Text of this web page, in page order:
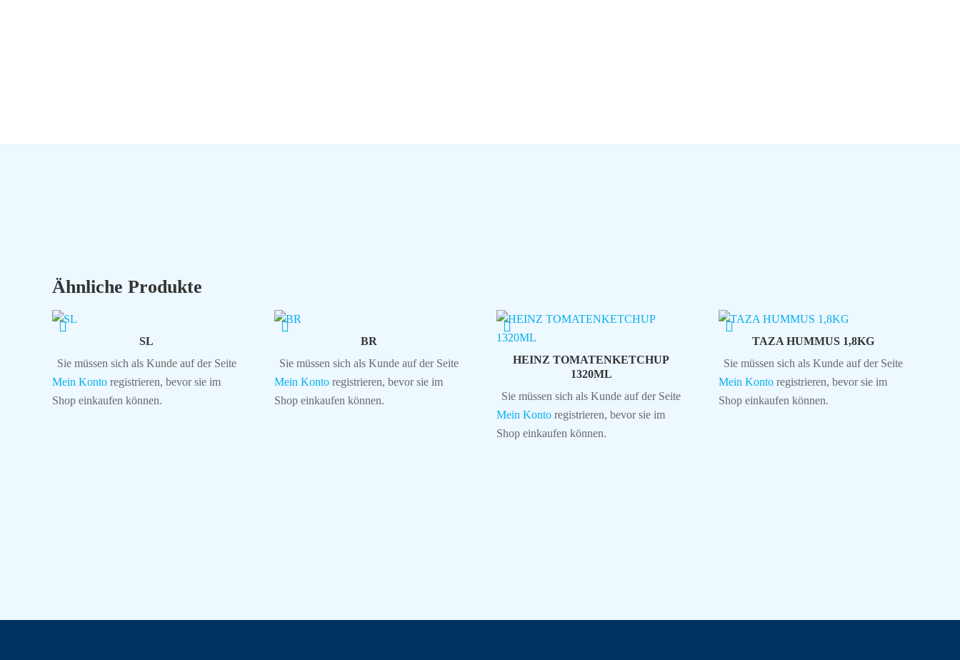
Ähnliche Produkte
SL
Sie müssen sich als Kunde auf der Seite
Mein Kontoregistrieren, bevor sie im
Shop einkaufen können.
BR
Sie müssen sich als Kunde auf der Seite
Mein Kontoregistrieren, bevor sie im
Shop einkaufen können.
HEINZ TOMATENKETCHUP
1320ML
Sie müssen sich als Kunde auf der Seite
Mein Kontoregistrieren, bevor sie im
Shop einkaufen können.
TAZA HUMMUS 1,8KG
Sie müssen sich als Kunde auf der Seite
Mein Kontoregistrieren, bevor sie im
Shop einkaufen können.